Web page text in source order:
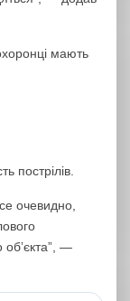
мають
пострілів.
очевидно,
обʼєкта”, —